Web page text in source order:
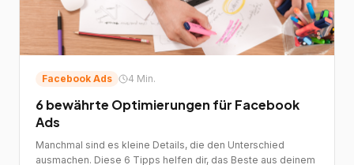
Facebook Ads 4 Min.
6 bewährte Optimierungen für Facebook
Ads
Manchmal sind es kleine Details, die den Unterschied
ausmachen. Diese 6 Tipps helfen dir, das Beste aus deinem